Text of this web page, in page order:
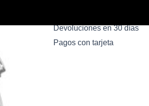
Devoluciones en 30 días
Pagos con tarjeta